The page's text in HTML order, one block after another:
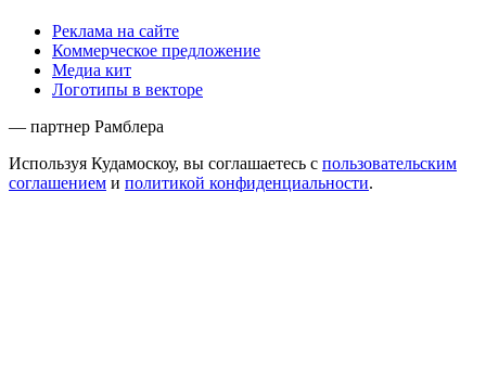
Реклама на сайте
Коммерческое предложение
Медиа кит
Логотипы в векторе
— партнер Рамблера
Используя Кудамоскоу, вы соглашаетесь с пользовательским
соглашением и политикой конфиденциальности.